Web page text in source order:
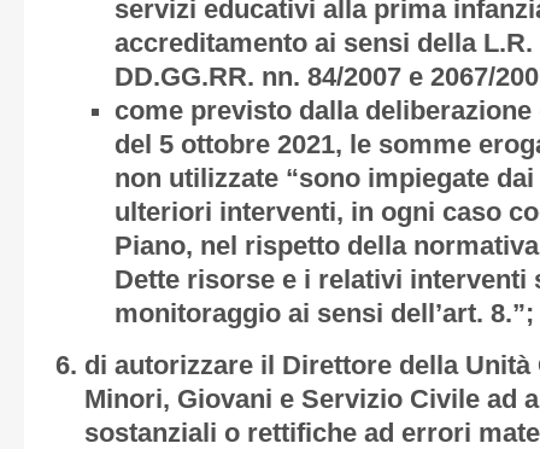
servizi educativi alla prima
accreditamento ai sensi della L.R.
DD.GG.RR. nn. 84/2007 e 2067/
come previsto dalla
del 5 ottobre 2021, le somme
non utilizzate “sono impiegate
ulteriori interventi, in ogni caso
Piano, nel rispetto della
Dette risorse e i relativi interventi
monitoraggio ai sensi dell’art. 8.”;
di autorizzare il Direttore della
Minori, Giovani e Servizio Civile ad
sostanziali o rettifiche ad errori